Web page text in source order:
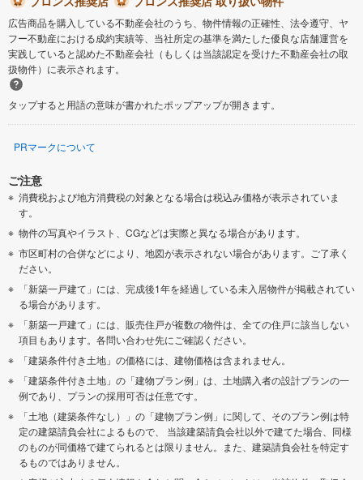
広告商品を購入している不動産会社のうち、物件情報の正確性、法令遵守、ヤ
フー不動産における成約実績等、当社所定の基準を満たした優良な店舗運営を
実践していると認めた不動産会社（もしくは当該認定を受けた不動産会社の取
扱物件）に表示されます。
タップすると用語の意味が書かれたポップアップが開きます。
PRマークについて
ご注意
消費税および地方消費税の対象となる場合は税込み価格が表示されていま
す。
物件の写真やイラスト、CGなどは実際と異なる場合があります。
市区町村の合併などにより、地図が表示されない場合があります。ご了承く
ださい。
「新築一戸建て」には、完成後1年を経過している未入居物件が掲載されてい
る場合があります。
「新築一戸建て」には、販売住戸が複数の物件は、全ての住戸に該当しない
項目もあります。各問い合わせ先にご確認ください。
「建築条件付き土地」の価格には、建物価格は含まれません。
「建築条件付き土地」の「建物プラン例」は、土地購入者の設計プランの一
例であり、プランの採用可否は任意です。
「土地（建築条件なし）」の「建物プラン例」に関して、そのプラン例は特
定の建築請負会社によるもので、 当該建築請負会社以外で建てた場合、同様
のものが同価格で建てられるとは限りません。また、建築請負会社を特定す
るものではありません。